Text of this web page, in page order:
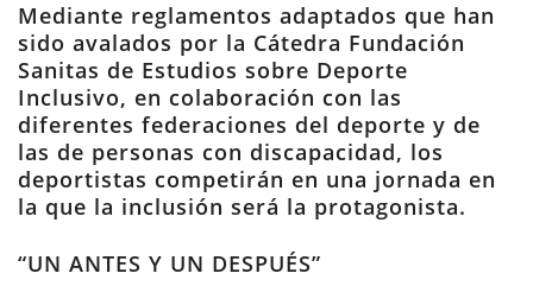
Mediante reglamentos adaptados que han
sido avalados por la Cátedra Fundación
Sanitas de Estudios sobre Deporte
Inclusivo, en colaboración con las
diferentes federaciones del deporte y de
las de personas con discapacidad, los
deportistas competirán en una jornada en
la que la inclusión será la protagonista.
“UN ANTES Y UN DESPUÉS”